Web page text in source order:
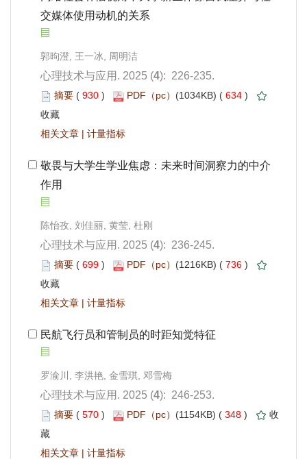
交媒体使用动机的关系
): 226-235.
930 ) 634 )
|
作用
): 236-245.
699 ) 736 )
|
民航飞行员和管制员的时距知觉特征
): 246-253.
570 ) 348 )
|